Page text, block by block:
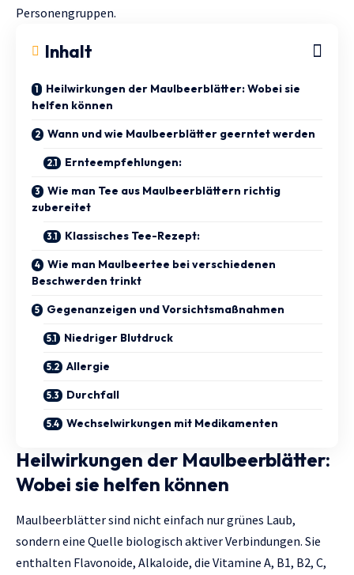
Personengruppen.
Inhalt
Heilwirkungen der Maulbeerblätter: Wobei sie
helfen können
Wann und wie Maulbeerblätter geerntet werden
Ernteempfehlungen:
Wie man Tee aus Maulbeerblättern richtig
zubereitet
Klassisches Tee-Rezept:
Wie man Maulbeertee bei verschiedenen
Beschwerden trinkt
Gegenanzeigen und Vorsichtsmaßnahmen
Niedriger Blutdruck
Allergie
Durchfall
Wechselwirkungen mit Medikamenten
Heilwirkungen der Maulbeerblätter:
Wobei sie helfen können
Maulbeerblätter sind nicht einfach nur grünes Laub,
sondern eine Quelle biologisch aktiver Verbindungen. Sie
enthalten Flavonoide, Alkaloide, die Vitamine A, B1, B2, C,